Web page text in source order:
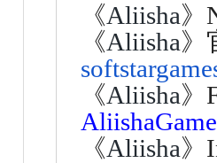
《Aliisha》
《Aliisha》
《Aliisha》
AliishaGame
《Aliisha》